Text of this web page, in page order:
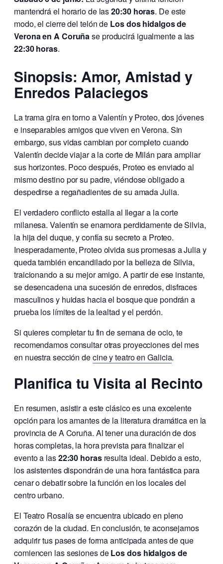
mantendrá el horario de las20:30 horas. De este
modo, el cierre del telón de Los dos hidalgos de
Verona en A Coruñase producirá igualmente a las
22:30 horas.
Sinopsis: Amor, Amistad y
Enredos Palaciegos
La trama gira en torno a Valentín y Proteo, dos jóvenes
e inseparables amigos que viven en Verona. Sin
embargo, sus vidas cambian por completo cuando
Valentín decide viajar a la corte de Milán para ampliar
sus horizontes. Poco después, Proteo es enviado al
mismo destino por su padre, viéndose obligado a
despedirse a regañadientes de su amada Julia.
El verdadero conflicto estalla al llegar a la corte
milanesa. Valentín se enamora perdidamente de Silvia,
la hija del duque, y confía su secreto a Proteo.
Inesperadamente, Proteo olvida sus promesas a Julia y
queda también encandilado por la belleza de Silvia,
traicionando a su mejor amigo. A partir de ese instante,
se desencadena una sucesión de enredos, disfraces
masculinos y huidas hacia el bosque que pondrán a
prueba los límites de la lealtad y el perdón.
Si quieres completar tu fin de semana de ocio, te
recomendamos consultar otras proyecciones del mes
en nuestra sección decine y teatro en Galicia.
Planifica tu Visita al Recinto
En resumen, asistir a este clásico es una excelente
opción para los amantes de la literatura dramática en la
provincia de A Coruña. Al tener una duración de dos
horas completas, la hora prevista para finalizar el
evento a las22:30 horasresulta ideal. Debido a esto,
los asistentes dispondrán de una hora fantástica para
cenar o debatir sobre la función en los locales del
centro urbano.
El Teatro Rosalía se encuentra ubicado en pleno
corazón de la ciudad. En conclusión, te aconsejamos
adquirir tus pases de forma anticipada antes de que
comiencen las sesiones deLos dos hidalgos de